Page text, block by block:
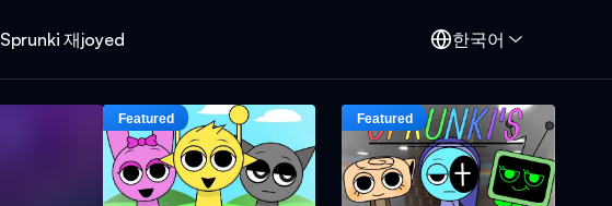
Sprunki 재joyed 한국어